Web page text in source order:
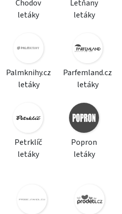
Chodov
letáky
Letňany
letáky
Palmknihy.cz
letáky
Parfemland.cz
letáky
Petrklíč
letáky
Popron
letáky